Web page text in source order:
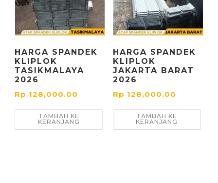
HARGA SPANDEK
KLIPLOK
TASIKMALAYA
2026
Rp 128,000.00
TAMBAH KE
KERANJANG
HARGA SPANDEK
KLIPLOK
JAKARTA BARAT
2026
Rp 128,000.00
TAMBAH KE
KERANJANG